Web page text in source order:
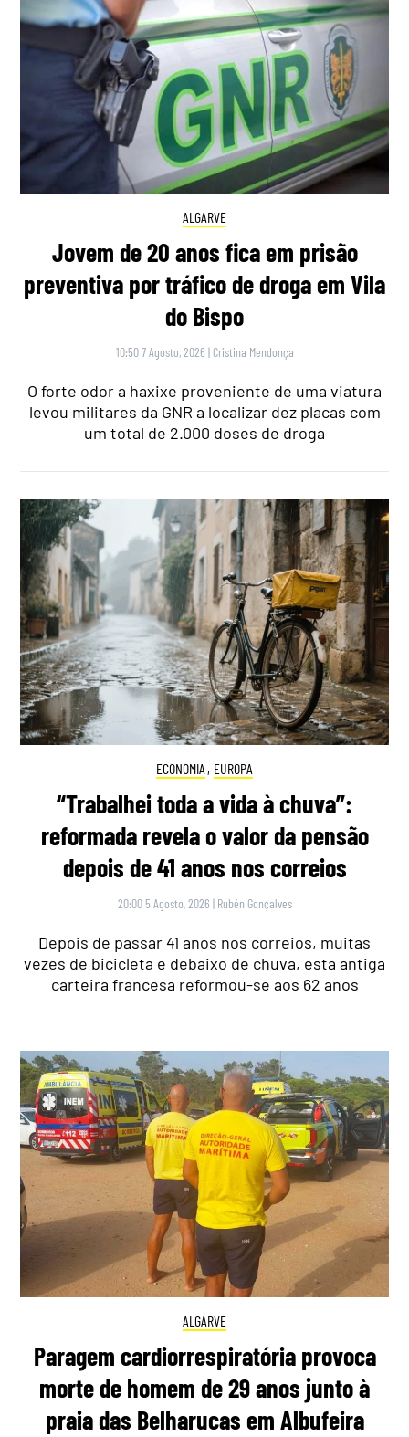
ALGARVE
Jovem de 20 anos fica em prisão
preventiva por tráfico de droga em Vila
do Bispo
10:50 7 Agosto, 2026 | Cristina Mendonça
O forte odor a haxixe proveniente de uma viatura
levou militares da GNR a localizar dez placas com
um total de 2.000 doses de droga
ECONOMIA , EUROPA
“Trabalhei toda a vida à chuva”:
reformada revela o valor da pensão
depois de 41 anos nos correios
20:00 5 Agosto, 2026 | Rubén Gonçalves
Depois de passar 41 anos nos correios, muitas
vezes de bicicleta e debaixo de chuva, esta antiga
carteira francesa reformou-se aos 62 anos
ALGARVE
Paragem cardiorrespiratória provoca
morte de homem de 29 anos junto à
praia das Belharucas em Albufeira